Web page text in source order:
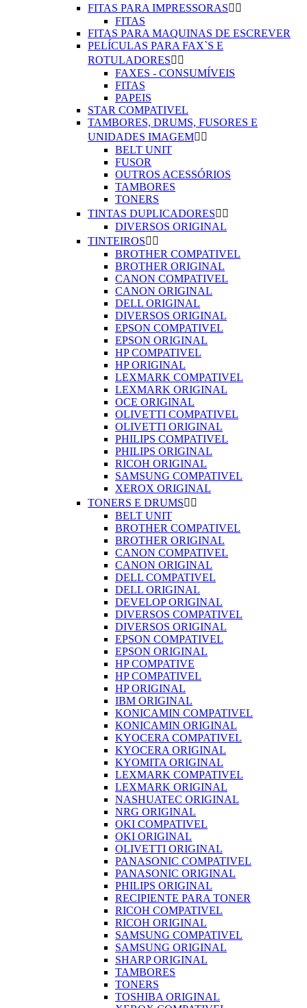
FITAS PARA IMPRESSORAS 
FITAS
FITAS PARA MAQUINAS DE ESCREVER
PELÍCULAS PARA FAX`S E
ROTULADORES 
FAXES - CONSUMÍVEIS
FITAS
PAPEIS
STAR COMPATIVEL
TAMBORES, DRUMS, FUSORES E
UNIDADES IMAGEM 
BELT UNIT
FUSOR
OUTROS ACESSÓRIOS
TAMBORES
TONERS
TINTAS DUPLICADORES 
DIVERSOS ORIGINAL
TINTEIROS 
BROTHER COMPATIVEL
BROTHER ORIGINAL
CANON COMPATIVEL
CANON ORIGINAL
DELL ORIGINAL
DIVERSOS ORIGINAL
EPSON COMPATIVEL
EPSON ORIGINAL
HP COMPATIVEL
HP ORIGINAL
LEXMARK COMPATIVEL
LEXMARK ORIGINAL
OCE ORIGINAL
OLIVETTI COMPATIVEL
OLIVETTI ORIGINAL
PHILIPS COMPATIVEL
PHILIPS ORIGINAL
RICOH ORIGINAL
SAMSUNG COMPATIVEL
XEROX ORIGINAL
TONERS E DRUMS 
BELT UNIT
BROTHER COMPATIVEL
BROTHER ORIGINAL
CANON COMPATIVEL
CANON ORIGINAL
DELL COMPATIVEL
DELL ORIGINAL
DEVELOP ORIGINAL
DIVERSOS COMPATIVEL
DIVERSOS ORIGINAL
EPSON COMPATIVEL
EPSON ORIGINAL
HP COMPATIVE
HP COMPATIVEL
HP ORIGINAL
IBM ORIGINAL
KONICAMIN COMPATIVEL
KONICAMIN ORIGINAL
KYOCERA COMPATIVEL
KYOCERA ORIGINAL
KYOMITA ORIGINAL
LEXMARK COMPATIVEL
LEXMARK ORIGINAL
NASHUATEC ORIGINAL
NRG ORIGINAL
OKI COMPATIVEL
OKI ORIGINAL
OLIVETTI ORIGINAL
PANASONIC COMPATIVEL
PANASONIC ORIGINAL
PHILIPS ORIGINAL
RECIPIENTE PARA TONER
RICOH COMPATIVEL
RICOH ORIGINAL
SAMSUNG COMPATIVEL
SAMSUNG ORIGINAL
SHARP ORIGINAL
TAMBORES
TONERS
TOSHIBA ORIGINAL